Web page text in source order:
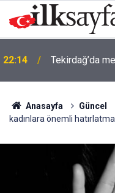
22:09
vefat listesi
Anasayfa Güncel
kadınlara önemli hatırlatma